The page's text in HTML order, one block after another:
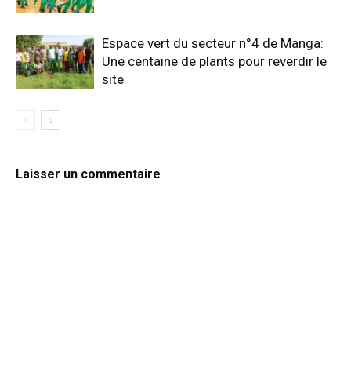
Espace vert du secteur n°4 de Manga:
Une centaine de plants pour reverdir le
site
Laisser un commentaire